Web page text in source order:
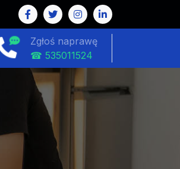
Zgłoś naprawę
☎ 535011524